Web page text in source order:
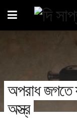
অপরাধ
অস্ত্র